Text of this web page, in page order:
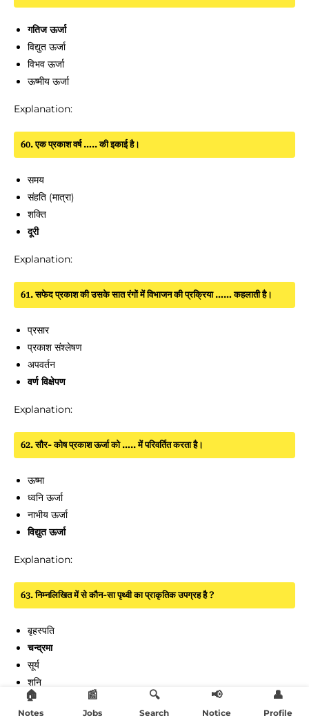
गतिज ऊर्जा
विद्युत ऊर्जा
विभव ऊर्जा
ऊष्मीय ऊर्जा
Explanation:
60. एक प्रकाश वर्ष ….. की इकाई है।
समय
संहति (मात्रा)
शक्ति
दूरी
Explanation:
61. सफेद प्रकाश की उसके सात रंगों में विभाजन की प्रक्रिया …… कहलाती है।
प्रसार
प्रकाश संश्लेषण
अपवर्तन
वर्ण विक्षेपण
Explanation:
62. सौर- कोष प्रकाश ऊर्जा को ….. में परिवर्तित करता है।
ऊष्मा
ध्वनि ऊर्जा
नाभीय ऊर्जा
विद्युत ऊर्जा
Explanation:
63. निम्नलिखित में से कौन-सा पृथ्वी का प्राकृतिक उपग्रह है ?
बृहस्पति
चन्द्रमा
सूर्य
शनि
Explanation:
🏠
Notes
📰
Jobs
🔍
Search
📢
Notice
👤
Profile